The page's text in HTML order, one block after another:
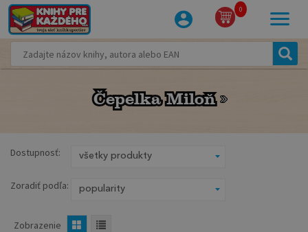
0
Čepelka Miloň
Čepelka Miloň
Dostupnosť:
Zoradiť podľa:
Zobrazenie